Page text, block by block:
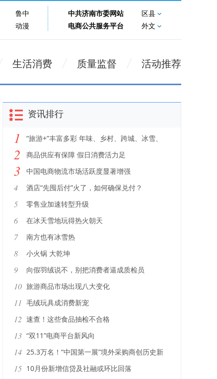
鲁中 中共济南市委网站
区县
动漫 电商公共服务平台 外文
生活消费 质量监督 活动推荐
资讯排行
1
“旅游+”丰富多彩 年味、乡村、跨城、冰雪、
入境成新热点
2 商品供应有保障 假日消费活力足
3 中国电商物流市场活跃度显著增强
4 酒店“先囤后付”火了，如何确保兑付？
5 零售业加速转型升级
6 在冰天雪地玩得热火朝天
7 南方也有冰雪热
8 小火锅 大乾坤
9 向假羽绒说不，别把消费者逼成质检员
10 旅游商品市场出现八大变化
11 毛绒玩具成消费新宠
12 速查！这些食品抽检不合格
13 “双11”电商平台新风向
14 25.3万名！“中国第一展”境外采购商创历史新
高
15 10月份新增信贷及社融或环比回落